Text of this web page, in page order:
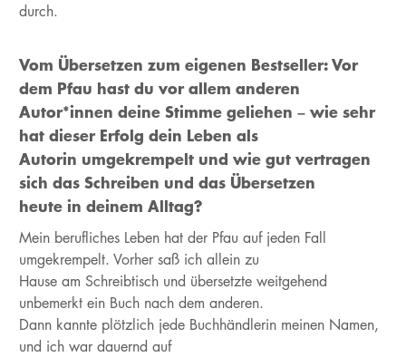
durch.
Vom Übersetzen zum eigenen Bestseller: Vor
dem Pfau hast du vor allem anderen
Autor*innen deine Stimme geliehen – wie sehr
hat dieser Erfolg dein Leben als
Autorin umgekrempelt und wie gut vertragen
sich das Schreiben und das Übersetzen
heute in deinem Alltag?
Mein berufliches Leben hat der Pfau auf jeden Fall
umgekrempelt. Vorher saß ich allein zu
Hause am Schreibtisch und übersetzte weitgehend
unbemerkt ein Buch nach dem anderen.
Dann kannte plötzlich jede Buchhändlerin meinen Namen,
und ich war dauernd auf